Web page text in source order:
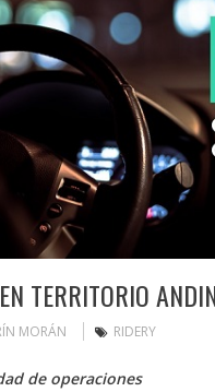
TERRITORIO
MORÁN RIDERY
de operaciones